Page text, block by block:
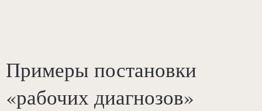
Примеры постановки
«рабочих диагнозов»